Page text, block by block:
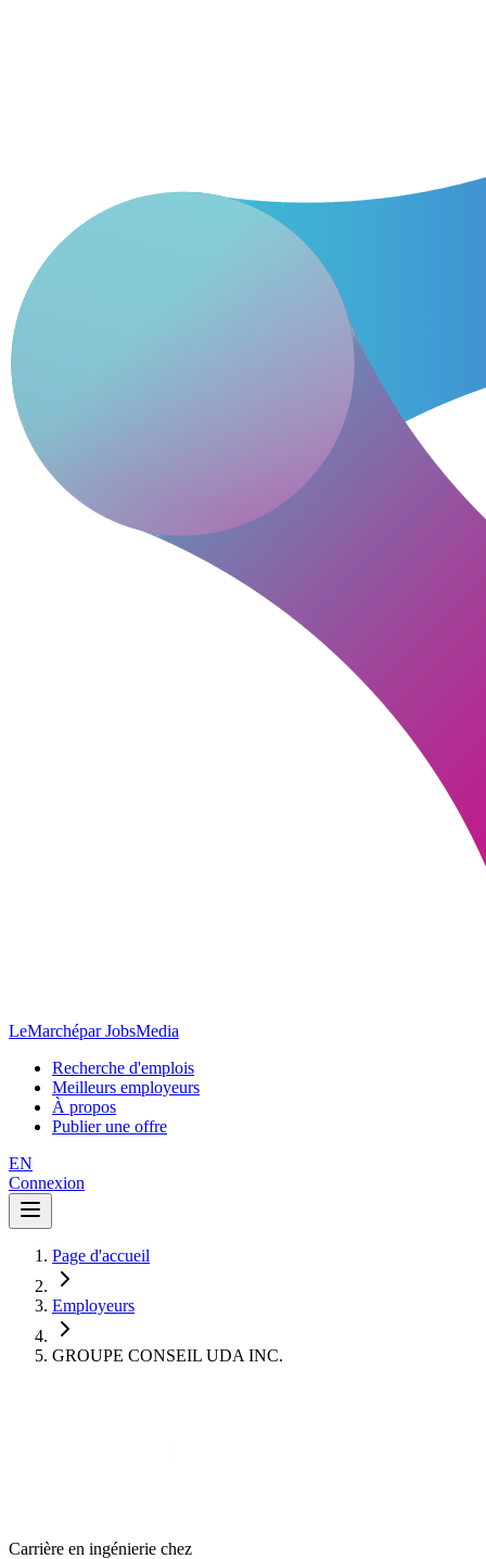
LeMarchépar JobsMedia
Recherche d'emplois
Meilleurs employeurs
À propos
Publier une offre
EN
Connexion
Page d'accueil
Employeurs
GROUPE CONSEIL UDA INC.
Carrière en ingénierie chez